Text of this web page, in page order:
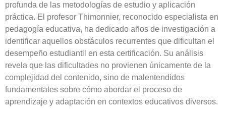
profunda de las metodologías de estudio y aplicación
práctica. El profesor Thimonnier, reconocido especialista en
pedagogía educativa, ha dedicado años de investigación a
identificar aquellos obstáculos recurrentes que dificultan el
desempeño estudiantil en esta certificación. Su análisis
revela que las dificultades no provienen únicamente de la
complejidad del contenido, sino de malentendidos
fundamentales sobre cómo abordar el proceso de
aprendizaje y adaptación en contextos educativos diversos.